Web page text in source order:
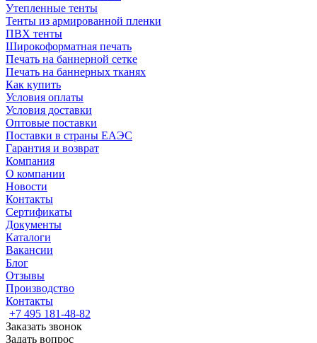
Утепленные тенты
Тенты из армированной пленки
ПВХ тенты
Широкоформатная печать
Печать на баннерной сетке
Печать на баннерных тканях
Как купить
Условия оплаты
Условия доставки
Оптовые поставки
Поставки в страны ЕАЭС
Гарантия и возврат
Компания
О компании
Новости
Контакты
Сертификаты
Документы
Каталоги
Вакансии
Блог
Отзывы
Производство
Контакты
+7 495 181-48-82
Заказать звонок
Задать вопрос